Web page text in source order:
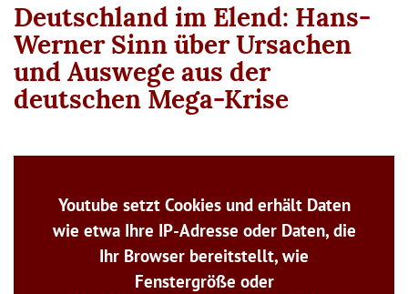
Deutschland im Elend: Hans-
Werner Sinn über Ursachen
und Auswege aus der
deutschen Mega-Krise
Youtube setzt Cookies und erhält Daten
wie etwa Ihre IP-Adresse oder Daten, die
Ihr Browser bereitstellt, wie
Fenstergröße oder